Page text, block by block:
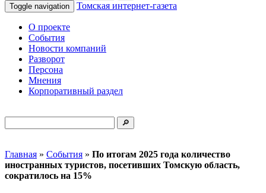
Toggle navigation Томская интернет-газета
О проекте
События
Новости компаний
Разворот
Персона
Мнения
Корпоративный раздел
Главная » События » По итогам 2025 года количество
иностранных туристов, посетивших Томскую область,
сократилось на 15%